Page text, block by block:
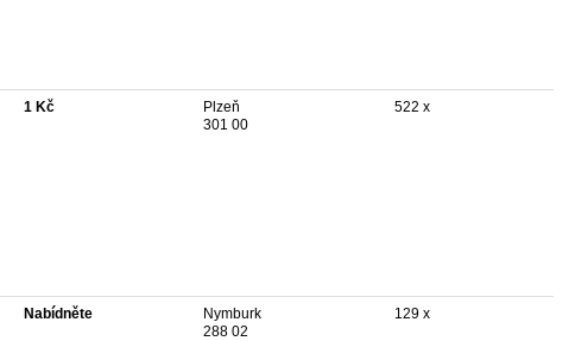
1 Kč
Plzeň
301 00
522 x
Nabídněte
Nymburk
288 02
129 x